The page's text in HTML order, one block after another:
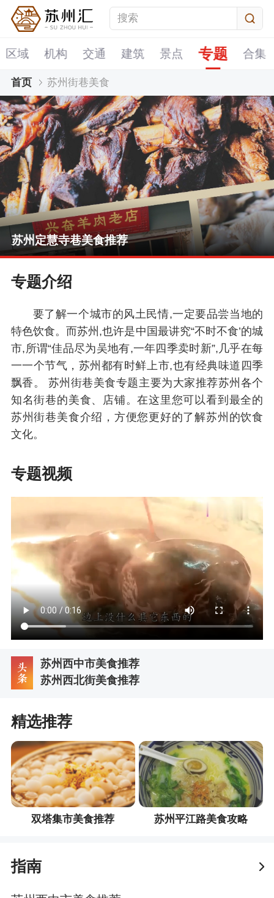
区域 机构 交通 建筑 景点 专题 合集
首页 苏州街巷美食
苏州定慧寺巷美食推荐
苏州山塘街美食推荐
苏州观前街美食攻略
苏州双塔市集美食推荐
苏州定慧寺巷美食推荐
专题介绍
要了解一个城市的风土民情,一定要品尝当地的
特色饮食。而苏州,也许是中国最讲究“不时不食’的城
市,所谓“佳品尽为吴地有,一年四季卖时新”,几乎在每
一一个节气，苏州都有时鲜上市,也有经典味道四季
飘香。 苏州街巷美食专题主要为大家推荐苏州各个
知名街巷的美食、店铺。在这里您可以看到最全的
苏州街巷美食介绍，方便您更好的了解苏州的饮食
文化。
专题视频
苏州西中市美食推荐
苏州西北街美食推荐
精选推荐
双塔集市美食推荐 苏州平江路美食攻略
指南